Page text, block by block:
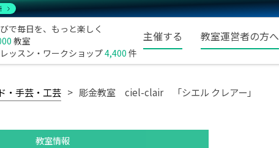
で毎日を、もっと楽しく
教室
ッスン・ワークショップ4,400 件
主催する 教室運営者の方へ
・手芸・工芸 彫金教室 ciel-clair 「シエル クレアー」
教室情報